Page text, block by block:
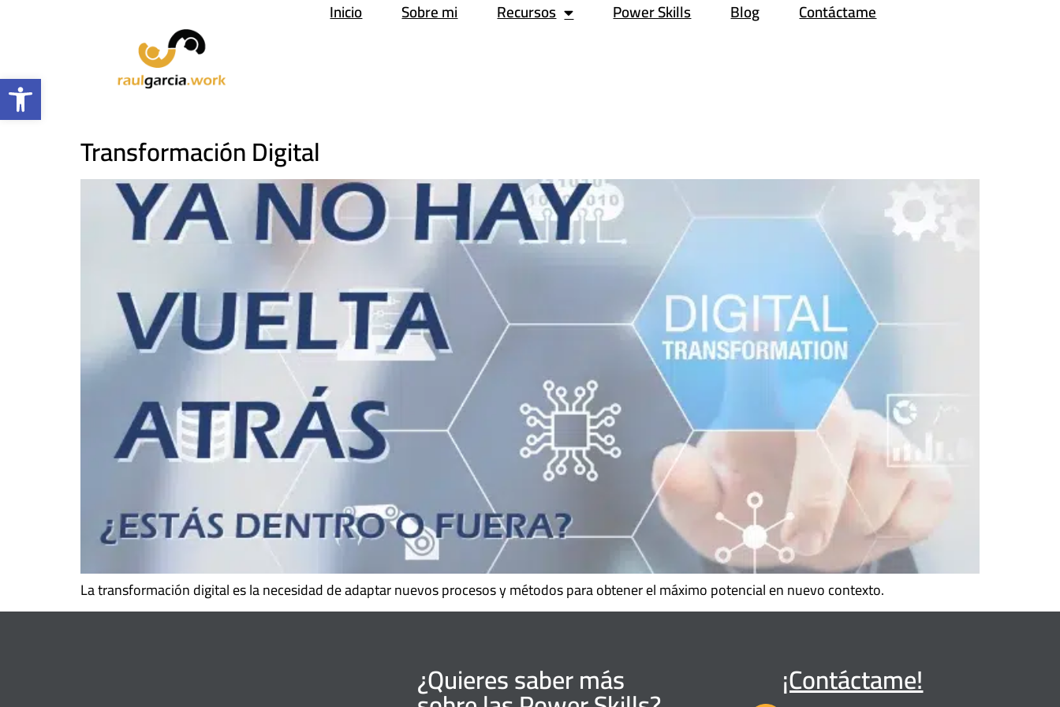
Abrir barra de herramientas
Inicio Sobre mi Recursos Power Skills Blog Contáctame
Transformación Digital
La transformación digital es la necesidad de adaptar nuevos procesos y métodos para obtener el máximo potencial en nuevo contexto.
¿Quieres saber más ¡Contáctame!